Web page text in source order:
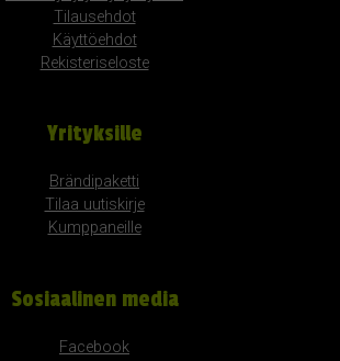
Tilausehdot
Käyttöehdot
Rekisteriseloste
Yrityksille
Brändipaketti
Tilaa uutiskirje
Kumppaneille
Sosiaalinen media
Facebook